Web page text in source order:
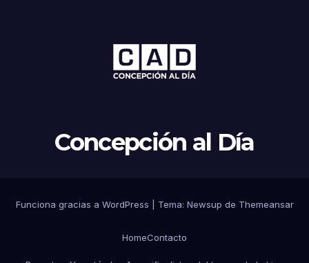
Concepción al Día
Funciona gracias a WordPress Tema: Newsup de Themeansar
HomeContacto